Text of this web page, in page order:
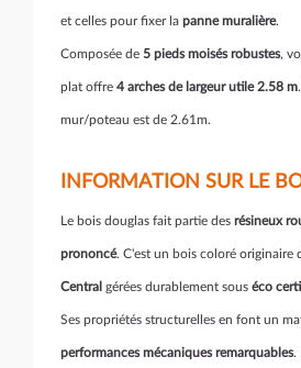
et celles pour fixer la panne muralière.
Composée de 5 pieds moisés robustes,
plat offre 4 arches de largeur utile 2.58 m
mur/poteau est de 2.61m.
INFORMATION SUR LE
Le bois douglas fait partie des résineux
prononcé. C'est un bois coloré originaire
Central gérées durablement sous éco
Ses propriétés structurelles en font un
performances mécaniques remarquables.